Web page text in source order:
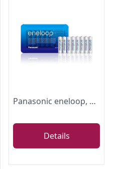
Panasonic eneloop, Ready-to-Use Ni-MH Akku, AAA Micro, 8er Pack, Storage Case, min. 750 mAh, 2100 Ladezyklen, starke Leistung, wiederaufladbare Akku Batterie
Details